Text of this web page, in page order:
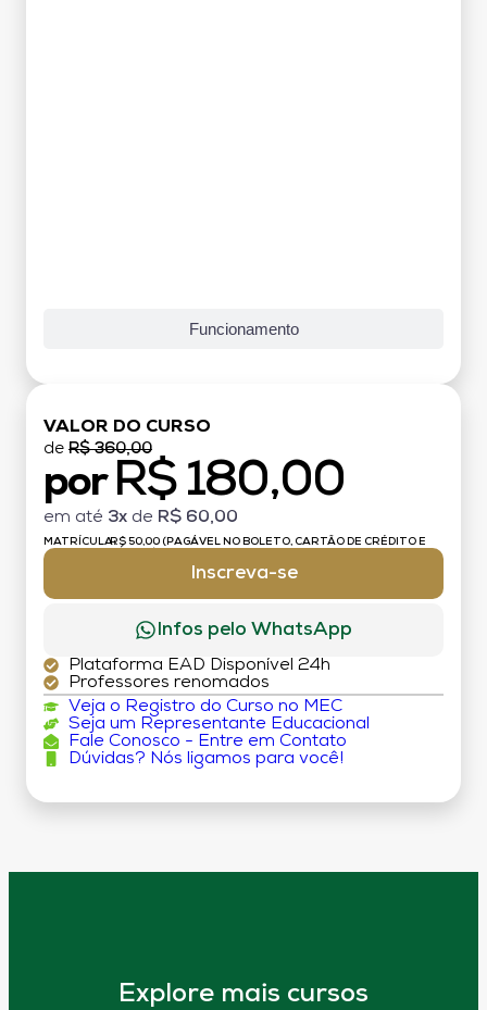
Funcionamento
VALOR DO CURSO
de R$ 360,00
por R$ 180,00
em até 3x de R$ 60,00
MATRÍCULA:R$ 50,00 (PAGÁVEL NO BOLETO, CARTÃO DE CRÉDITO E
Inscreva-se
Infos pelo WhatsApp
Plataforma EAD Disponível 24h
Professores renomados
Veja o Registro do Curso no MEC
Seja um Representante Educacional
Fale Conosco - Entre em Contato
Dúvidas? Nós ligamos para você!
Explore mais cursos